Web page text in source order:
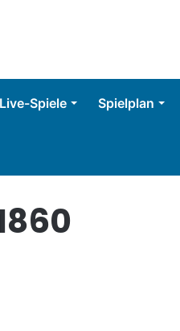
Live-Spiele Spielplan